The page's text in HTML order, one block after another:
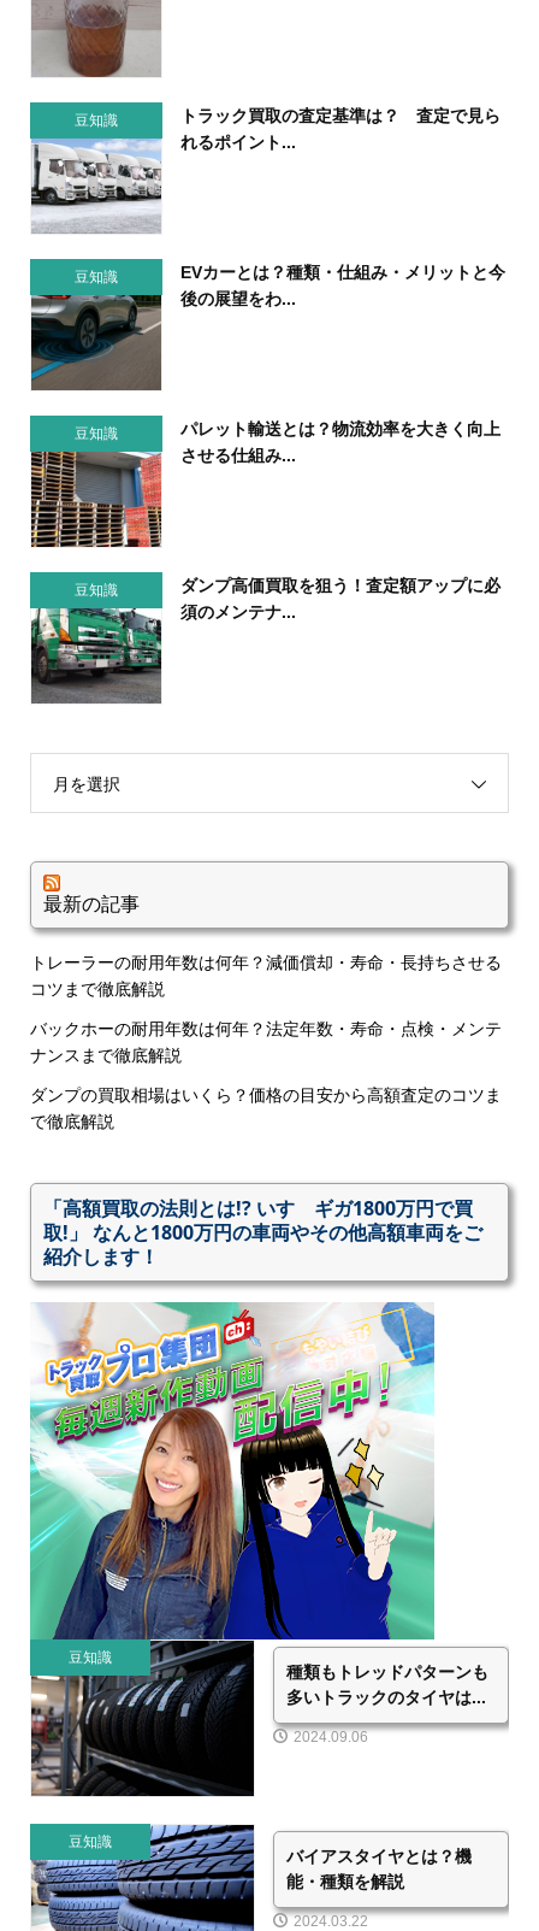
豆知識
種類もトレッドパターンも
多いトラックのタイヤは...
2024.09.06
豆知識
バイアスタイヤとは？機
能・種類を解説
2024.03.22
豆知識
トラック買取の査定基準は？ 査定で見ら
れるポイント...
豆知識
EVカーとは？種類・仕組み・メリットと今
後の展望をわ...
豆知識
パレット輸送とは？物流効率を大きく向上
させる仕組み...
豆知識
ダンプ高価買取を狙う！査定額アップに必
須のメンテナ...
月を選択
最新の記事
トレーラーの耐用年数は何年？減価償却・寿命・長持ちさせる
コツまで徹底解説
バックホーの耐用年数は何年？法定年数・寿命・点検・メンテ
ナンスまで徹底解説
ダンプの買取相場はいくら？価格の目安から高額査定のコツま
で徹底解説
「高額買取の法則とは!? いすゞギガ1800万円で買
取!」 なんと1800万円の車両やその他高額車両をご
紹介します！